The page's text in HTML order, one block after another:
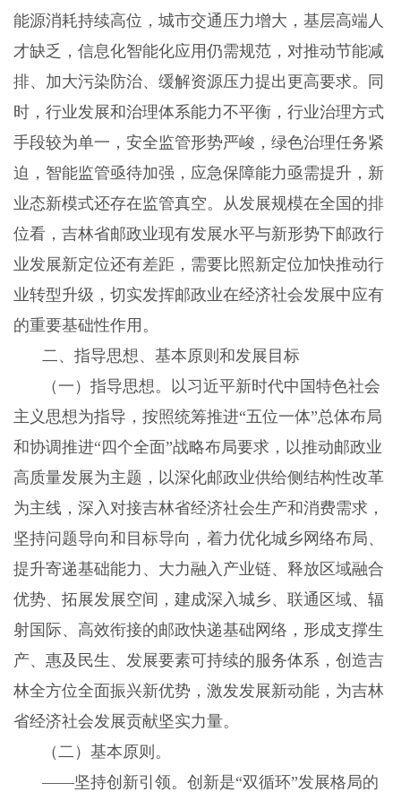
能源消耗持续高位，城市交通压力增大，基层高端人
才缺乏，信息化智能化应用仍需规范，对推动节能减
排、加大污染防治、缓解资源压力提出更高要求。同
时，行业发展和治理体系能力不平衡，行业治理方式
手段较为单一，安全监管形势严峻，绿色治理任务紧
迫，智能监管亟待加强，应急保障能力亟需提升，新
业态新模式还存在监管真空。从发展规模在全国的排
位看，吉林省邮政业现有发展水平与新形势下邮政行
业发展新定位还有差距，需要比照新定位加快推动行
业转型升级，切实发挥邮政业在经济社会发展中应有
的重要基础性作用。
二、指导思想、基本原则和发展目标
（一）指导思想。以习近平新时代中国特色社会
主义思想为指导，按照统筹推进“五位一体”总体布局
和协调推进“四个全面”战略布局要求，以推动邮政业
高质量发展为主题，以深化邮政业供给侧结构性改革
为主线，深入对接吉林省经济社会生产和消费需求，
坚持问题导向和目标导向，着力优化城乡网络布局、
提升寄递基础能力、大力融入产业链、释放区域融合
优势、拓展发展空间，建成深入城乡、联通区域、辐
射国际、高效衔接的邮政快递基础网络，形成支撑生
产、惠及民生、发展要素可持续的服务体系，创造吉
林全方位全面振兴新优势，激发发展新动能，为吉林
省经济社会发展贡献坚实力量。
（二）基本原则。
——坚持创新引领。创新是“双循环”发展格局的